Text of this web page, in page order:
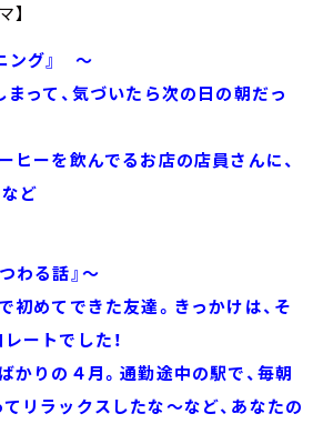
】
ング』 ～
まって、気づいたら次の日の朝だっ
ヒーを飲んでるお店の店員さんに、
ど
わる話』～
初めてできた友達。きっかけは、そ
ートでした！
かりの４月。通勤途中の駅で、毎朝
リラックスしたな～など、あなたの